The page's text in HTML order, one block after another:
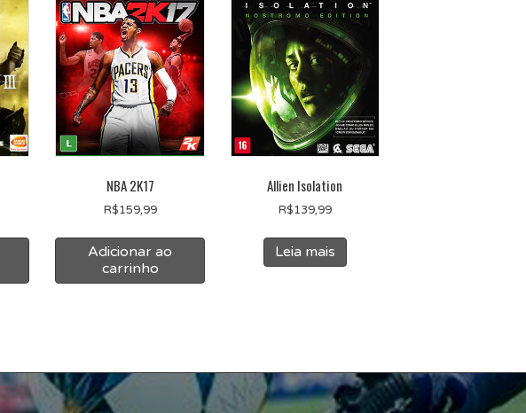
NBA 2K17
R$159,99
Adicionar ao
carrinho
Allien Isolation
R$139,99
Leia mais